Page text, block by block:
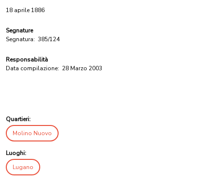
18 aprile 1886
Segnature
Segnatura: 385/124
Responsabilità
Data compilazione: 28 Marzo 2003
Quartieri:
Molino Nuovo
Luoghi:
Lugano